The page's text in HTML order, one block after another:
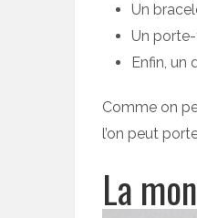
Un
Un
Enfin, un
Comme on
l’on peut
La